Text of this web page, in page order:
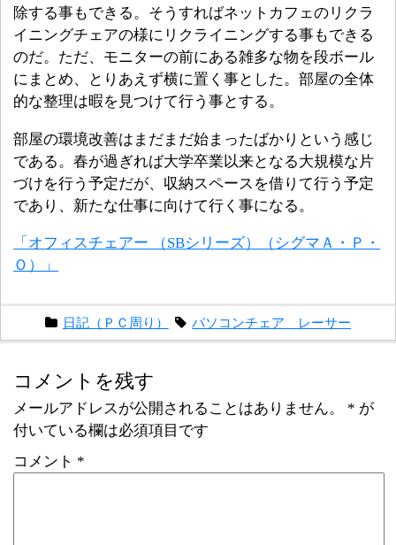
除する事もできる。そうすればネットカフェのリクラ
イニングチェアの様にリクライニングする事もできる
のだ。ただ、モニターの前にある雑多な物を段ボール
にまとめ、とりあえず横に置く事とした。部屋の全体
的な整理は暇を見つけて行う事とする。
部屋の環境改善はまだまだ始まったばかりという感じ
である。春が過ぎれば大学卒業以来となる大規模な片
づけを行う予定だが、収納スペースを借りて行う予定
であり、新たな仕事に向けて行く事になる。
「オフィスチェアー （SBシリーズ）（シグマＡ・Ｐ・
Ｏ）」
日記（ＰＣ周り） パソコンチェア レーサー
コメントを残す
メールアドレスが公開されることはありません。 * が
付いている欄は必須項目です
コメント *